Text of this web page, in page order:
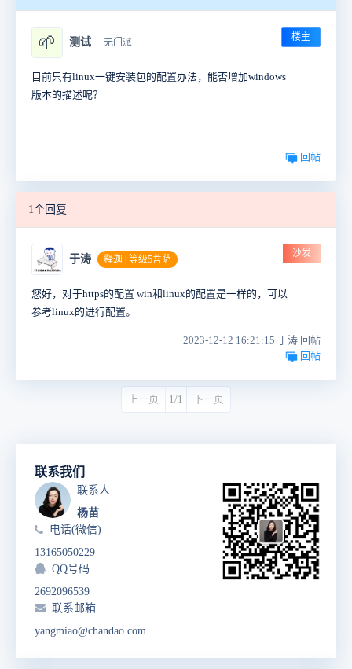
🌱 测试 无门派 楼主
目前只有linux一键安装包的配置办法，能否增加windows
版本的描述呢？
回帖
1个回复
于涛 释迦 | 等级5菩萨
沙发
您好，对于https的配置 win和linux的配置是一样的，可以
参考linux的进行配置。
2023-12-12 16:21:15 于涛 回帖
回帖
上一页 1/1 下一页
联系我们
联系人
杨苗
电话(微信)
13165050229
QQ号码
2692096539
联系邮箱
yangmiao@chandao.com